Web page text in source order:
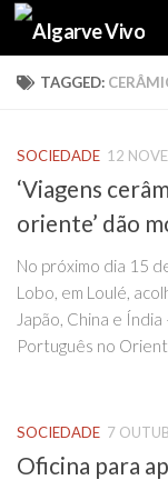
Skip to content
TAGGED:
SOCIEDADE 12
‘Viagens
oriente’ dão
No próximo dia 15
Lobo, em Loulé,
Japão, China e
Português no
SOCIEDADE 7
Oficina para